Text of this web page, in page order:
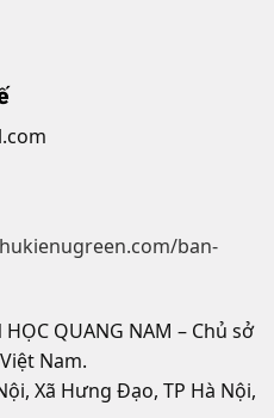
ban-
HỌC QUANG NAM – Chủ sở
Nam.
Xã Hưng Đạo, TP Hà Nội,